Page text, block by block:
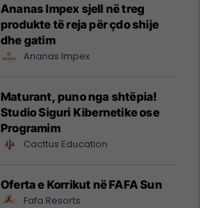
Ananas Impex sjell në treg
produkte të reja për çdo shije
dhe gatim
Ananas Impex
Maturant, puno nga shtëpia!
Studio Siguri Kibernetike ose
Programim
Cacttus Education
Oferta e Korrikut në FAFA Sun
Fafa Resorts